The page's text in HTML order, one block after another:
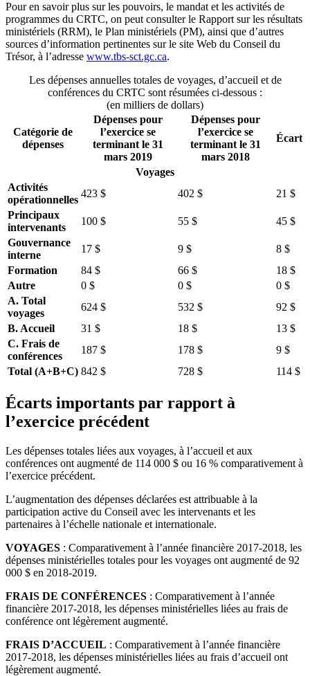
Pour en savoir plus sur les pouvoirs, le mandat et les activités de
programmes du CRTC, on peut consulter le Rapport sur les résultats
ministériels (RRM), le Plan ministériels (PM), ainsi que d’autres
sources d’information pertinentes sur le site Web du Conseil du
Trésor, à l’adresse www.tbs-sct.gc.ca.
Les dépenses annuelles totales de voyages, d’accueil et de
conférences du CRTC sont résumées ci-dessous :
(en milliers de dollars)
Catégorie de
dépenses
Dépenses pour
l’exercice se
terminant le 31
mars 2019
Dépenses pour
l’exercice se
terminant le 31
mars 2018
Écart
Voyages
Activités
opérationnelles
423 $ 402 $
21 $
Principaux
intervenants
100 $ 55 $
45 $
Gouvernance
interne
17 $ 9 $
8 $
Formation
84 $ 66 $
18 $
Autre
0 $ 0 $
0 $
A. Total
voyages
624 $ 532 $
92 $
B. Accueil
31 $ 18 $
13 $
C. Frais de
conférences
187 $ 178 $
9 $
Total (A+B+C) 842 $ 728 $ 114 $
Écarts importants par rapport à
l’exercice précédent
Les dépenses totales liées aux voyages, à l’accueil et aux
conférences ont augmenté de 114 000 $ ou 16 % comparativement à
l’exercice précédent.
L’augmentation des dépenses déclarées est attribuable à la
participation active du Conseil avec les intervenants et les
partenaires à l’échelle nationale et internationale.
VOYAGES : Comparativement à l’année financière 2017-2018, les
dépenses ministérielles totales pour les voyages ont augmenté de 92
000 $ en 2018-2019.
FRAIS DE CONFÉRENCES : Comparativement à l’année
financière 2017-2018, les dépenses ministérielles liées au frais de
conférence ont légèrement augmenté.
FRAIS D’ACCUEIL : Comparativement à l’année financière
2017-2018, les dépenses ministérielles liées au frais d’accueil ont
légèrement augmenté.